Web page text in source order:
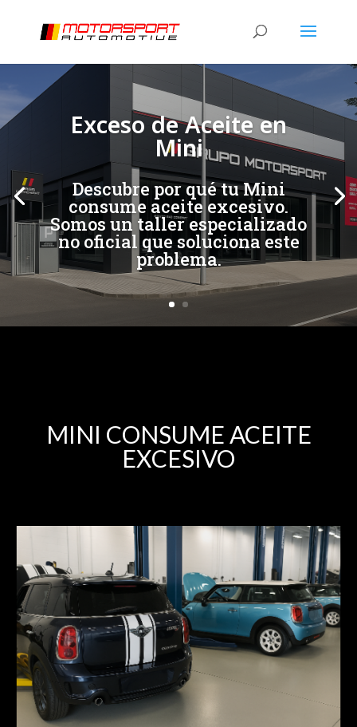
Exceso de Aceite en
Mini
Descubre por qué tu Mini
consume aceite excesivo.
Somos un taller especializado
no oficial que soluciona este
problema.
[/et_pb_slide][/et_pb_slide]
MINI CONSUME ACEITE
EXCESIVO